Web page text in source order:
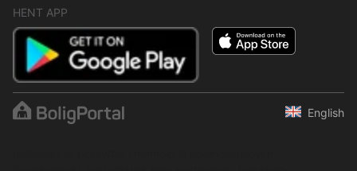
HENT APP
English